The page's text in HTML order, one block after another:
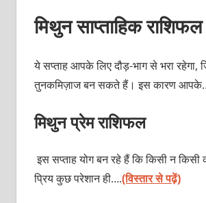
मिथुन साप्ताहिक राशिफल
ये सप्ताह आपके लिए दौड़-भाग से भरा
तुनकमिज़ाज बन सकते हैं। इस कारण
मिथुन प्रेम राशिफल
इस सप्ताह योग बन रहे हैं कि किसी न
प्रिय कुछ परेशान ही….(विस्तार से पढ़ें)